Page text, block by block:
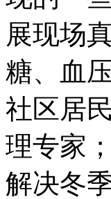
展现场
糖、血
社区居
理专家
解决冬